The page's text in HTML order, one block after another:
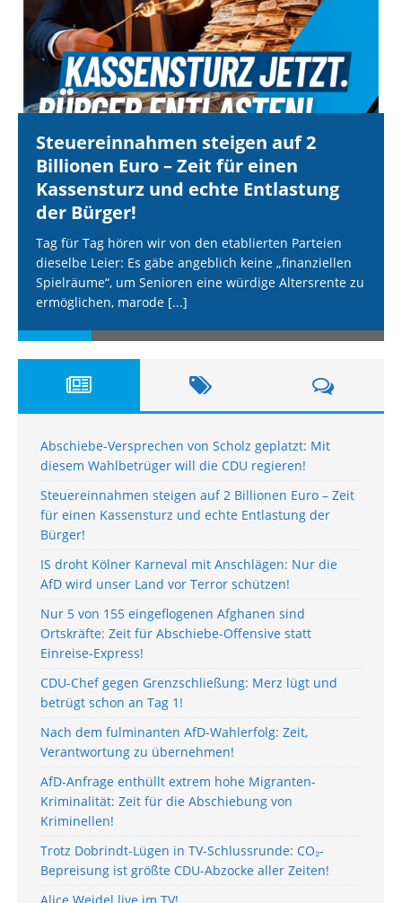
Steuereinnahmen steigen auf 2
Billionen Euro – Zeit für einen
Kassensturz und echte Entlastung
der Bürger!
Tag für Tag hören wir von den etablierten Parteien
dieselbe Leier: Es gäbe angeblich keine „finanziellen
Spielräume“, um Senioren eine würdige Altersrente zu
ermöglichen, marode [...]
Abschiebe-Versprechen von Scholz geplatzt: Mit
diesem Wahlbetrüger will die CDU regieren!
Steuereinnahmen steigen auf 2 Billionen Euro – Zeit
für einen Kassensturz und echte Entlastung der
Bürger!
IS droht Kölner Karneval mit Anschlägen: Nur die
AfD wird unser Land vor Terror schützen!
Nur 5 von 155 eingeflogenen Afghanen sind
Ortskräfte: Zeit für Abschiebe-Offensive statt
Einreise-Express!
CDU-Chef gegen Grenzschließung: Merz lügt und
betrügt schon an Tag 1!
Nach dem fulminanten AfD-Wahlerfolg: Zeit,
Verantwortung zu übernehmen!
AfD-Anfrage enthüllt extrem hohe Migranten-
Kriminalität: Zeit für die Abschiebung von
Kriminellen!
Trotz Dobrindt-Lügen in TV-Schlussrunde: CO₂-
Bepreisung ist größte CDU-Abzocke aller Zeiten!